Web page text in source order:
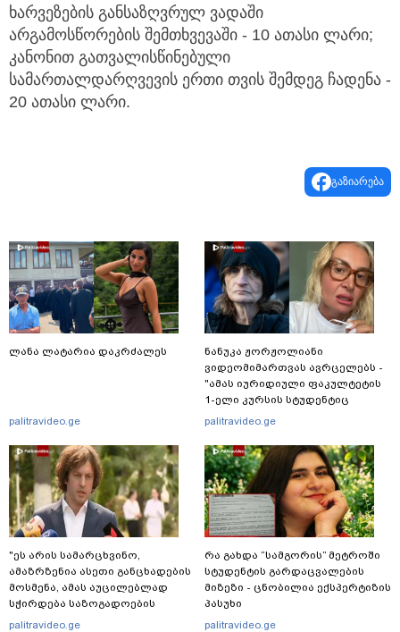
ხარვეზების განსაზღვრულ ვადაში
არგამოსწორების შემთხვევაში - 10 ათასი ლარი;
კანონით გათვალისწინებული
სამართალდარღვევის ერთი თვის შემდეგ ჩადენა -
20 ათასი ლარი.
გაზიარება
ლანა ლატარია დაკრძალეს
palitravideo.ge
"ეს არის სამარცხვინო,
ამაზრზენია ასეთი განცხადების
მოსმენა, ამას აუცილებლად
სჭირდება საზოგადოების
სათანადო რეაქცია" - ირაკლი
palitravideo.ge
ნანუკა ჟორჟოლიანი
ვიდეომიმართვას ავრცელებს -
"ამას იურიდიული ფაკულტეტის
1-ელი კურსის სტუდენტიც
იკითხავს"
palitravideo.ge
რა გახდა “სამგორის” მეტროში
სტუდენტის გარდაცვალების
მიზეზი - ცნობილია ექსპერტიზის
პასუხი
palitravideo.ge